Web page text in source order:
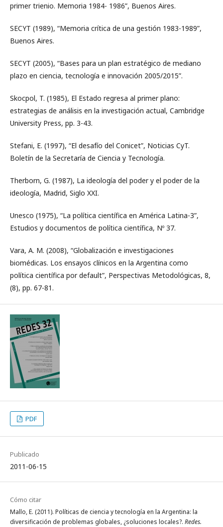
primer trienio. Memoria 1984- 1986”, Buenos Aires.
SECYT (1989), “Memoria crítica de una gestión 1983-1989”,
Buenos Aires.
SECYT (2005), “Bases para un plan estratégico de mediano
plazo en ciencia, tecnología e innovación 2005/2015”.
Skocpol, T. (1985), El Estado regresa al primer plano:
estrategias de análisis en la investigación actual, Cambridge
University Press, pp. 3-43.
Stefani, E. (1997), “El desafío del Conicet”, Noticias CyT.
Boletín de la Secretaría de Ciencia y Tecnología.
Therborn, G. (1987), La ideología del poder y el poder de la
ideología, Madrid, Siglo XXI.
Unesco (1975), “La política científica en América Latina-3”,
Estudios y documentos de política científica, Nº 37.
Vara, A. M. (2008), “Globalización e investigaciones
biomédicas. Los ensayos clínicos en la Argentina como
política científica por default”, Perspectivas Metodológicas, 8,
(8), pp. 67-81.
PDF
Publicado
2011-06-15
Cómo citar
Mallo, E. (2011). Políticas de ciencia y tecnología en la Argentina: la
diversificación de problemas globales, ¿soluciones locales?. Redes.